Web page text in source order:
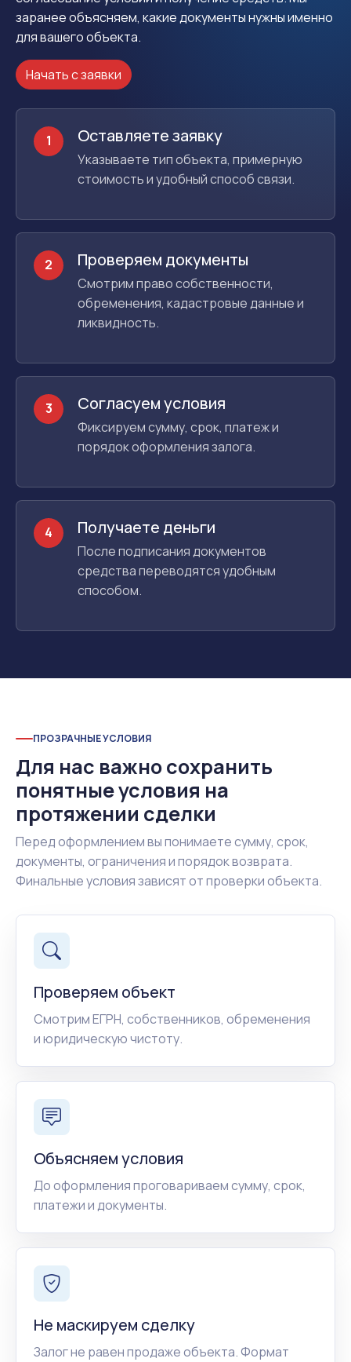
заранее объясняем, какие документы нужны именно
для вашего объекта.
Начать с заявки
1 Оставляете заявку
Указываете тип объекта, примерную
стоимость и удобный способ связи.
2 Проверяем документы
Смотрим право собственности,
обременения, кадастровые данные и
ликвидность.
3 Согласуем условия
Фиксируем сумму, срок, платеж и
порядок оформления залога.
4 Получаете деньги
После подписания документов
средства переводятся удобным
способом.
ПРОЗРАЧНЫЕ УСЛОВИЯ
Для нас важно сохранить
понятные условия на
протяжении сделки
Перед оформлением вы понимаете сумму, срок,
документы, ограничения и порядок возврата.
Финальные условия зависят от проверки объекта.
Проверяем объект
Смотрим ЕГРН, собственников, обременения
и юридическую чистоту.
Объясняем условия
До оформления проговариваем сумму, срок,
платежи и документы.
Не маскируем сделку
Залог не равен продаже объекта. Формат